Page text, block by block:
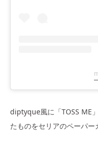
diptyque風に「TOSS ME
たものをセリアのペーパ